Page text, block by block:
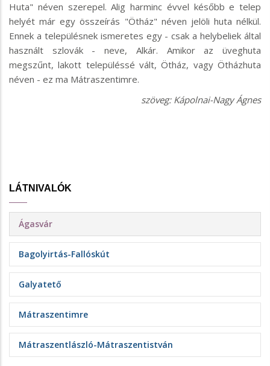
Huta" néven szerepel. Alig harminc évvel később e telep
helyét már egy összeírás "Ötház" néven jelöli huta nélkül.
Ennek a településnek ismeretes egy - csak a helybeliek által
használt szlovák - neve, Alkár. Amikor az üveghuta
megszűnt, lakott településsé vált, Ötház, vagy Ötházhuta
néven - ez ma Mátraszentimre.
szöveg: Kápolnai-Nagy Ágnes
LÁTNIVALÓK
Ágasvár
Bagolyirtás-Fallóskút
Galyatető
Mátraszentimre
Mátraszentlászló-Mátraszentistván